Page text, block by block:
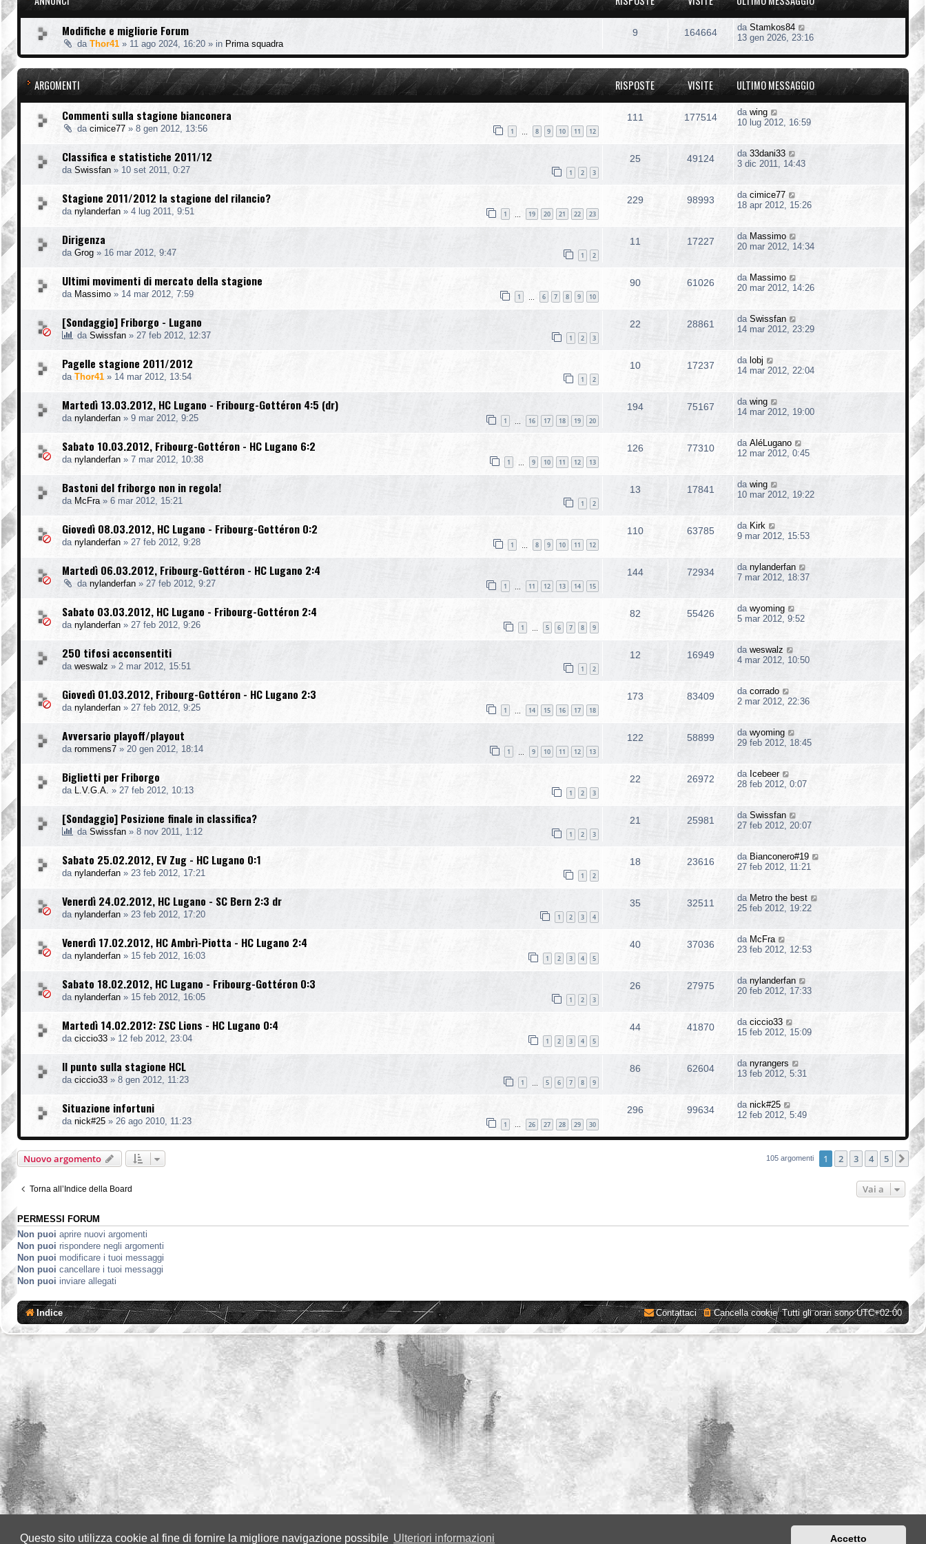
Questo sito utilizza cookie al fine di fornire la migliore navigazione possibile Ulteriori informazioni Accetto
Modifiche e migliorie Forum
da Thor41 » 11 ago 2024, 16:20 » in Prima squadra
9 164664 da Stamkos84
13 gen 2026, 23:16
ARGOMENTI RISPOSTE VISITE ULTIMO MESSAGGIO
Commenti sulla stagione bianconera
da cimice77 » 8 gen 2012, 13:56 1 8 9 10 11 12
111 177514 da wing
10 lug 2012, 16:59
Classifica e statistiche 2011/12
da Swissfan » 10 set 2011, 0:27 1 2 3
25 49124 da 33dani33
3 dic 2011, 14:43
Stagione 2011/2012 la stagione del rilancio?
da nylanderfan » 4 lug 2011, 9:51 1 19 20 21 22 23
229 98993 da cimice77
18 apr 2012, 15:26
Dirigenza
da Grog » 16 mar 2012, 9:47 1 2
11 17227 da Massimo
20 mar 2012, 14:34
Ultimi movimenti di mercato della stagione
da Massimo » 14 mar 2012, 7:59 1 6 7 8 9 10
90 61026 da Massimo
20 mar 2012, 14:26
[Sondaggio] Friborgo - Lugano
da Swissfan » 27 feb 2012, 12:37 1 2 3
22 28861 da Swissfan
14 mar 2012, 23:29
Pagelle stagione 2011/2012
da Thor41 » 14 mar 2012, 13:54 1 2
10 17237 da lobj
14 mar 2012, 22:04
Martedì 13.03.2012, HC Lugano - Fribourg-Gottéron 4:5 (dr)
da nylanderfan » 9 mar 2012, 9:25 1 16 17 18 19 20
194 75167 da wing
14 mar 2012, 19:00
Sabato 10.03.2012, Fribourg-Gottéron - HC Lugano 6:2
da nylanderfan » 7 mar 2012, 10:38 1 9 10 11 12 13
126 77310 da AléLugano
12 mar 2012, 0:45
Bastoni del friborgo non in regola!
da McFra » 6 mar 2012, 15:21 1 2
13 17841 da wing
10 mar 2012, 19:22
Giovedì 08.03.2012, HC Lugano - Fribourg-Gottéron 0:2
da nylanderfan » 27 feb 2012, 9:28 1 8 9 10 11 12
110 63785 da Kirk
9 mar 2012, 15:53
Martedì 06.03.2012, Fribourg-Gottéron - HC Lugano 2:4
da nylanderfan » 27 feb 2012, 9:27 1 11 12 13 14 15
144 72934 da nylanderfan
7 mar 2012, 18:37
Sabato 03.03.2012, HC Lugano - Fribourg-Gottéron 2:4
da nylanderfan » 27 feb 2012, 9:26 1 5 6 7 8 9
82 55426 da wyoming
5 mar 2012, 9:52
250 tifosi acconsentiti
da weswalz » 2 mar 2012, 15:51 1 2
12 16949 da weswalz
4 mar 2012, 10:50
Giovedì 01.03.2012, Fribourg-Gottéron - HC Lugano 2:3
da nylanderfan » 27 feb 2012, 9:25 1 14 15 16 17 18
173 83409 da corrado
2 mar 2012, 22:36
Avversario playoff/playout
da rommens7 » 20 gen 2012, 18:14 1 9 10 11 12 13
122 58899 da wyoming
29 feb 2012, 18:45
Biglietti per Friborgo
da L.V.G.A. » 27 feb 2012, 10:13 1 2 3
22 26972 da Icebeer
28 feb 2012, 0:07
[Sondaggio] Posizione finale in classifica?
da Swissfan » 8 nov 2011, 1:12 1 2 3
21 25981 da Swissfan
27 feb 2012, 20:07
Sabato 25.02.2012, EV Zug - HC Lugano 0:1
da nylanderfan » 23 feb 2012, 17:21 1 2
18 23616 da Bianconero#19
27 feb 2012, 11:21
Venerdì 24.02.2012, HC Lugano - SC Bern 2:3 dr
da nylanderfan » 23 feb 2012, 17:20 1 2 3 4
35 32511 da Metro the best
25 feb 2012, 19:22
Venerdì 17.02.2012, HC Ambrì-Piotta - HC Lugano 2:4
da nylanderfan » 15 feb 2012, 16:03 1 2 3 4 5
40 37036 da McFra
23 feb 2012, 12:53
Sabato 18.02.2012, HC Lugano - Fribourg-Gottéron 0:3
da nylanderfan » 15 feb 2012, 16:05 1 2 3
26 27975 da nylanderfan
20 feb 2012, 17:33
Martedì 14.02.2012: ZSC Lions - HC Lugano 0:4
da ciccio33 » 12 feb 2012, 23:04 1 2 3 4 5
44 41870 da ciccio33
15 feb 2012, 15:09
Il punto sulla stagione HCL
da ciccio33 » 8 gen 2012, 11:23 1 5 6 7 8 9
86 62604 da nyrangers
13 feb 2012, 5:31
Situazione infortuni
da nick#25 » 26 ago 2010, 11:23 1 26 27 28 29 30
296 99634 da nick#25
12 feb 2012, 5:49
Nuovo argomento 105 argomenti 1 2 3 4 5
Torna all’Indice della Board Vai a
PERMESSI FORUM
Non puoi aprire nuovi argomenti
Non puoi rispondere negli argomenti
Non puoi modificare i tuoi messaggi
Non puoi cancellare i tuoi messaggi
Non puoi inviare allegati
Indice Tutti gli orari sonoUTC+02:00
Cancella cookie
Contattaci